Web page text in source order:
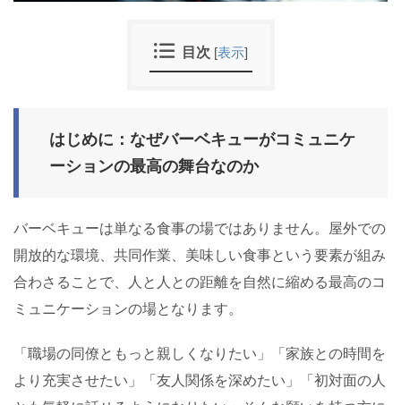
目次 [表示]
はじめに：なぜバーベキューがコミュニケ
ーションの最高の舞台なのか
バーベキューは単なる食事の場ではありません。屋外での
開放的な環境、共同作業、美味しい食事という要素が組み
合わさることで、人と人との距離を自然に縮める最高のコ
ミュニケーションの場となります。
「職場の同僚ともっと親しくなりたい」「家族との時間を
より充実させたい」「友人関係を深めたい」「初対面の人